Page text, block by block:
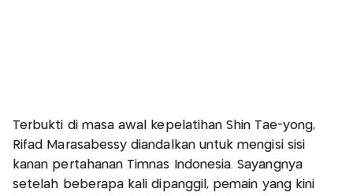
Terbukti di masa awal kepelatihan Shin Tae-yong,
Rifad Marasabessy diandalkan untuk mengisi sisi
kanan pertahanan Timnas Indonesia. Sayangnya
setelah beberapa kali dipanggil, pemain yang kini